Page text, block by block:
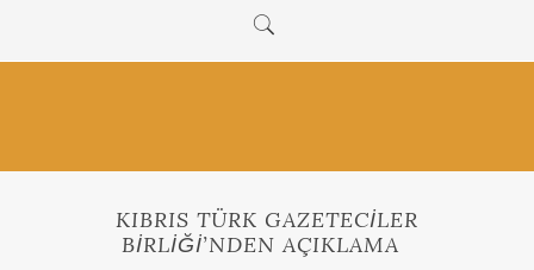
KIBRIS TÜRK GAZETECİLER
BİRLİĞİ’NDEN AÇIKLAMA